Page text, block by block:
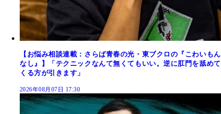
【お悩み相談連載：さらば青春の光・東ブクロの『こわいもん
なし』】「テクニックなんて無くてもいい。逆に肛門を舐めて
くる方が引きます」
2026年08月07日 17:30